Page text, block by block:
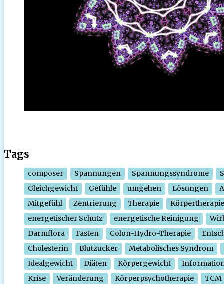
Tags
composer Spannungen Spannungssyndrome
Gleichgewicht
Gefühle umgehen Lösungen
Mitgefühl
Zentrierung Therapie
Körpertherapie
energetischer Schutz
energetische Reinigung
Darmflora
Fasten Colon-Hydro-Therapie
Cholesterin
Blutzucker
Metabolisches Syndrom
Idealgewicht
Diäten Körpergewicht
Krise
Veränderung Körperpsychotherapie
TCM